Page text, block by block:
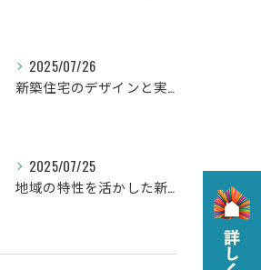
2025/07/26
新築住宅のデザインと実現
2025/07/25
地域の特性を活かした新築の土地選び